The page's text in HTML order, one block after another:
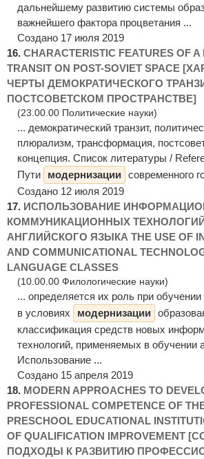
дальнейшему развитию системы
важнейшего фактора процветания ...
Создано 17 июля 2019
16. CHARACTERISTIC FEATURES OF A
TRANSIT ON POST-SOVIET SPACE
ЧЕРТЫ ДЕМОКРАТИЧЕСКОГО
ПОСТСОВЕТСКОМ ПРОСТРАНСТВЕ]
(23.00.00 Политические науки)
... демократический транзит,
плюрализм, трансформация,
концепция. Список литературы /
Пути
модернизации современного
Создано 12 июля 2019
17. ИСПОЛЬЗОВАНИЕ
КОММУНИКАЦИОННЫХ
АНГЛИЙСКОГО ЯЗЫКА THE USE OF
AND COMMUNICATIONAL
LANGUAGE CLASSES
(10.00.00 Филологические науки)
... определяется их роль при
в условиях
модернизации
классификация средств новых
технологий, применяемых в обучении
Использование ...
Создано 15 апреля 2019
18. MODERN APPROACHES TO
PROFESSIONAL COMPETENCE OF
PRESCHOOL EDUCATIONAL
OF QUALIFICATION
ПОДХОДЫ К РАЗВИТИЮ